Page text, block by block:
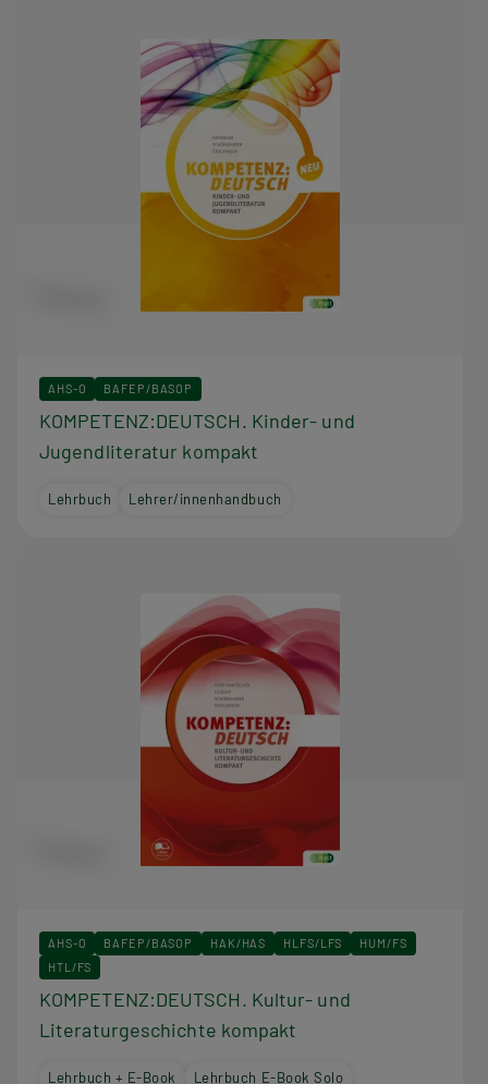
AHS-O BAFEP/BASOP
KOMPETENZ:DEUTSCH. Kinder- und
Jugendliteratur kompakt
Lehrbuch Lehrer/innenhandbuch
AHS-O BAFEP/BASOP HAK/HAS HLFS/LFS
HUM/FS
HTL/FS
KOMPETENZ:DEUTSCH. Kultur- und
Literaturgeschichte kompakt
Lehrbuch + E-Book
Lehrbuch E-Book Solo